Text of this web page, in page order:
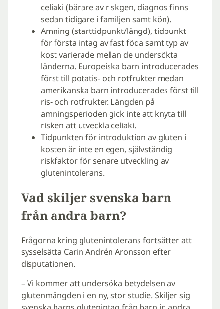
celiaki (bärare av riskgen, diagnos finns
sedan tidigare i familjen samt kön).
Amning (starttidpunkt/längd), tidpunkt
för första intag av fast föda samt typ av
kost varierade mellan de undersökta
länderna. Europeiska barn introducerades
först till potatis- och rotfrukter medan
amerikanska barn introducerades först till
ris- och rotfrukter. Längden på
amningsperioden gick inte att knyta till
risken att utveckla celiaki.
Tidpunkten för introduktion av gluten i
kosten är inte en egen, självständig
riskfaktor för senare utveckling av
glutenintolerans.
Vad skiljer svenska barn
från andra barn?
Frågorna kring glutenintolerans fortsätter att
sysselsätta Carin Andrén Aronsson efter
disputationen.
– Vi kommer att undersöka betydelsen av
glutenmängden i en ny, stor studie. Skiljer sig